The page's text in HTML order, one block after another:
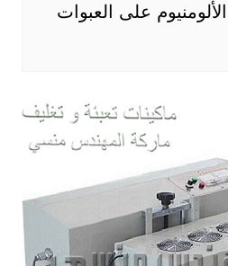
على العبوات